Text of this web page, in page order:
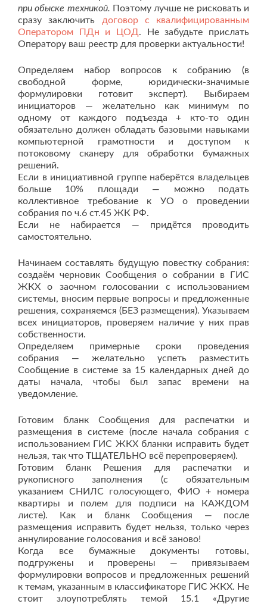
при обыске техникой. Поэтому лучше не рисковать и
сразу заключить договор с квалифицированным
Оператором ПДн и ЦОД . Не забудьте прислать
Оператору ваш реестр для проверки актуальности!
Определяем набор вопросов к собранию (в
свободной форме, юридически-значимые
формулировки готовит эксперт). Выбираем
инициаторов — желательно как минимум по
одному от каждого подъезда + кто-то один
обязательно должен обладать базовыми навыками
компьютерной грамотности и доступом к
потоковому сканеру для обработки бумажных
решений.
Если в инициативной группе наберётся владельцев
больше 10% площади — можно подать
коллективное требование к УО о проведении
собрания по ч.6 ст.45 ЖК РФ.
Если не набирается — придётся проводить
самостоятельно.
Начинаем составлять будущую повестку собрания:
создаём черновик Сообщения о собрании в ГИС
ЖКХ о заочном голосовании с использованием
системы, вносим первые вопросы и предложенные
решения, сохраняемся (БЕЗ размещения). Указываем
всех инициаторов, проверяем наличие у них прав
собственности.
Определяем примерные сроки проведения
собрания — желательно успеть разместить
Сообщение в системе за 15 календарных дней до
даты начала, чтобы был запас времени на
уведомление.
Готовим бланк Сообщения для распечатки и
размещения в системе (после начала собрания с
использованием ГИС ЖКХ бланки исправить будет
нельзя, так что ТЩАТЕЛЬНО всё перепроверяем).
Готовим бланк Решения для распечатки и
рукописного заполнения (с обязательным
указанием СНИЛС голосующего, ФИО + номера
квартиры и полем для подписи на КАЖДОМ
листе). Как и бланк Сообщения — после
размещения исправить будет нельзя, только через
аннулирование голосования и всё заново!
Когда все бумажные документы готовы,
подгружены и проверены — привязываем
формулировки вопросов и предложенных решений
к темам, указанным в классификаторе ГИС ЖКХ. Не
стоит злоупотреблять темой 15.1 «Другие